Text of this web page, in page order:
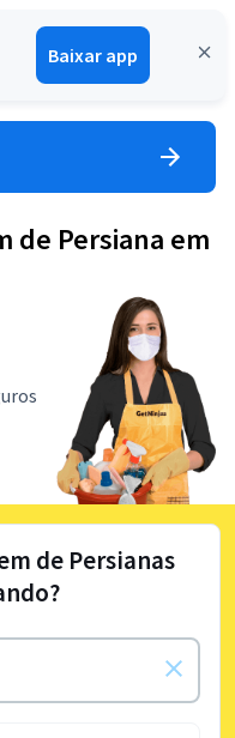
Baixar app
Entrar
de Persiana em
de Persianas